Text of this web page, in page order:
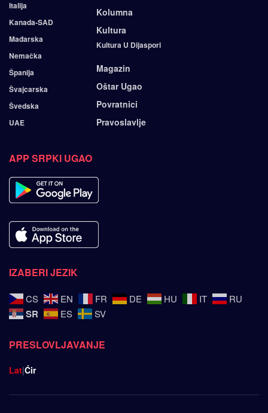
Italija
Kanada-SAD
Mađarska
Nemačka
Španija
Švajcarska
Švedska
UAE
Kolumna
Kultura
Kultura U Dijaspori
Magazin
Oštar Ugao
Povratnici
Pravoslavlje
APP SRPKI UGAO
IZABERI JEZIK
CS EN FR DE HU IT RU
SR ES SV
PRESLOVLJAVANJE
Lat|Ćir